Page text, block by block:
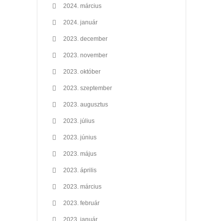
2024. március
2024. január
2023. december
2023. november
2023. október
2023. szeptember
2023. augusztus
2023. július
2023. június
2023. május
2023. április
2023. március
2023. február
2023. január